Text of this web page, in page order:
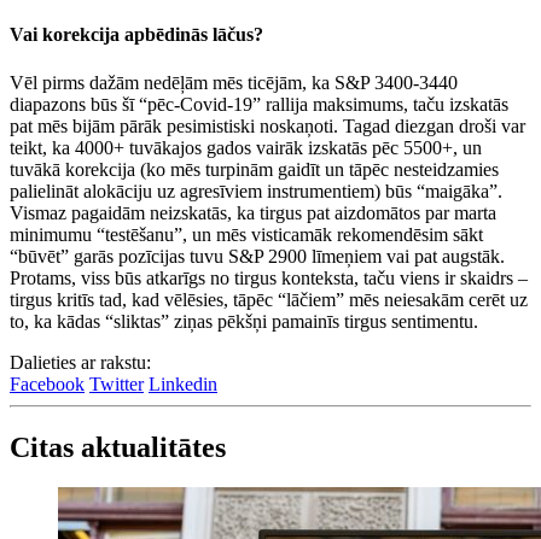
Vai korekcija apbēdinās lāčus?
Vēl pirms dažām nedēļām mēs ticējām, ka S&P 3400-3440
diapazons būs šī “pēc-Covid-19” rallija maksimums, taču izskatās
pat mēs bijām pārāk pesimistiski noskaņoti. Tagad diezgan droši var
teikt, ka 4000+ tuvākajos gados vairāk izskatās pēc 5500+, un
tuvākā korekcija (ko mēs turpinām gaidīt un tāpēc nesteidzamies
palielināt alokāciju uz agresīviem instrumentiem) būs “maigāka”.
Vismaz pagaidām neizskatās, ka tirgus pat aizdomātos par marta
minimumu “testēšanu”, un mēs visticamāk rekomendēsim sākt
“būvēt” garās pozīcijas tuvu S&P 2900 līmeņiem vai pat augstāk.
Protams, viss būs atkarīgs no tirgus konteksta, taču viens ir skaidrs –
tirgus kritīs tad, kad vēlēsies, tāpēc “lāčiem” mēs neiesakām cerēt uz
to, ka kādas “sliktas” ziņas pēkšņi pamainīs tirgus sentimentu.
Dalieties ar rakstu:
Facebook Twitter Linkedin
Citas aktualitātes